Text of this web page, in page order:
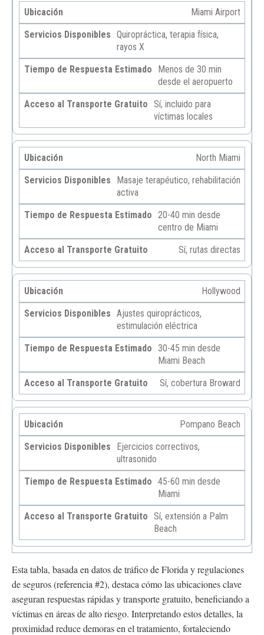
Miami Airport
Quiropráctica, terapia física,
rayos X
Menos de 30 min
desde el aeropuerto
Sí, incluido para
víctimas locales
North Miami
Masaje terapéutico, rehabilitación
activa
20-40 min desde
centro de Miami
Sí, rutas directas
Hollywood
Ajustes quiroprácticos,
estimulación eléctrica
30-45 min desde
Miami Beach
Sí, cobertura Broward
Pompano Beach
Ejercicios correctivos,
ultrasonido
45-60 min desde
Miami
Sí, extensión a Palm
Beach
Esta tabla, basada en datos de tráfico de Florida y regulaciones
de seguros (referencia #2), destaca cómo las ubicaciones clave
aseguran respuestas rápidas y transporte gratuito, beneficiando a
víctimas en áreas de alto riesgo. Interpretando estos detalles, la
proximidad reduce demoras en el tratamiento, fortaleciendo